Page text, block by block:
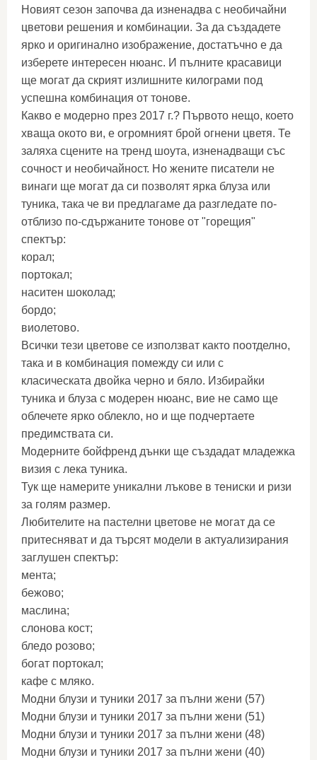
Новият сезон започва да изненадва с необичайни
цветови решения и комбинации. За да създадете
ярко и оригинално изображение, достатъчно е да
изберете интересен нюанс. И пълните красавици
ще могат да скрият излишните килограми под
успешна комбинация от тонове.
Какво е модерно през 2017 г.? Първото нещо, което
хваща окото ви, е огромният брой огнени цветя. Те
заляха сцените на тренд шоута, изненадващи със
сочност и необичайност. Но жените писатели не
винаги ще могат да си позволят ярка блуза или
туника, така че ви предлагаме да разгледате по-
отблизо по-сдържаните тонове от "горещия"
спектър:
корал;
портокал;
наситен шоколад;
бордо;
виолетово.
Всички тези цветове се използват както поотделно,
така и в комбинация помежду си или с
класическата двойка черно и бяло. Избирайки
туника и блуза с модерен нюанс, вие не само ще
облечете ярко облекло, но и ще подчертаете
предимствата си.
Модерните бойфренд дънки ще създадат младежка
визия с лека туника.
Тук ще намерите уникални лъкове в тениски и ризи
за голям размер.
Любителите на пастелни цветове не могат да се
притесняват и да търсят модели в актуализирания
заглушен спектър:
мента;
бежово;
маслина;
слонова кост;
бледо розово;
богат портокал;
кафе с мляко.
Модни блузи и туники 2017 за пълни жени (57)
Модни блузи и туники 2017 за пълни жени (51)
Модни блузи и туники 2017 за пълни жени (48)
Модни блузи и туники 2017 за пълни жени (40)